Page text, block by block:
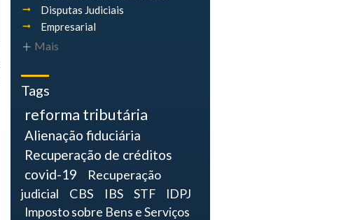
Disputas Judiciais
Empresarial
Mais
Tags
reforma tributária
Alienação fiduciária
Recuperação de créditos
covid-19
Recuperação
judicial
CBS IBS STF
IDPJ
Imposto sobre Bens e Serviços